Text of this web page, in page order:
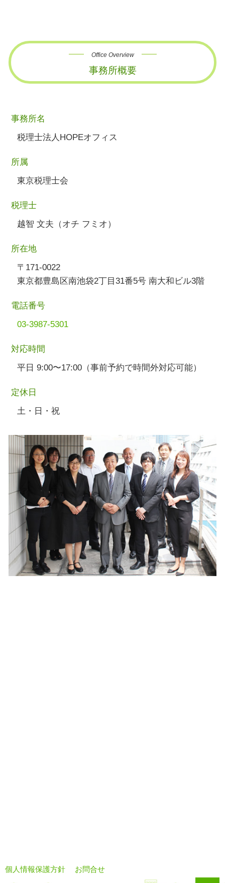
Office Overview
事務所概要
事務所名
税理士法人HOPEオフィス
所属
東京税理士会
税理士
越智 文夫（オチ フミオ）
所在地
〒171-0022
東京都豊島区南池袋2丁目31番5号 南大和ビル3階
電話番号
03-3987-5301
対応時間
平日 9:00〜17:00（事前予約で時間外対応可能）
定休日
土・日・祝
個人情報保護方針 お問合せ